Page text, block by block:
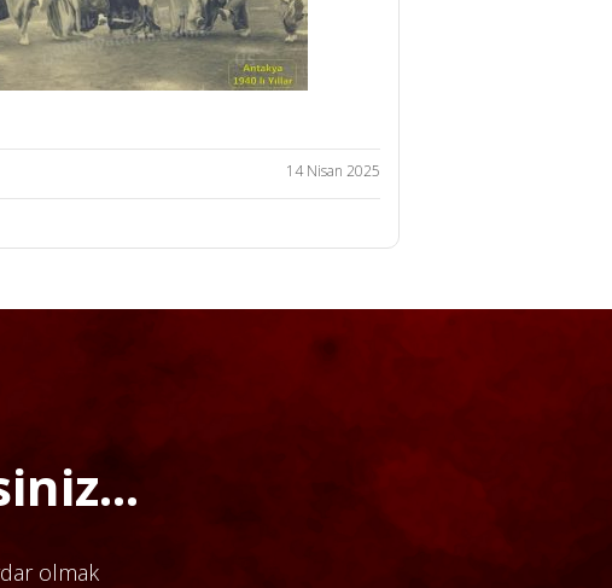
14 Nisan 2025
olmak